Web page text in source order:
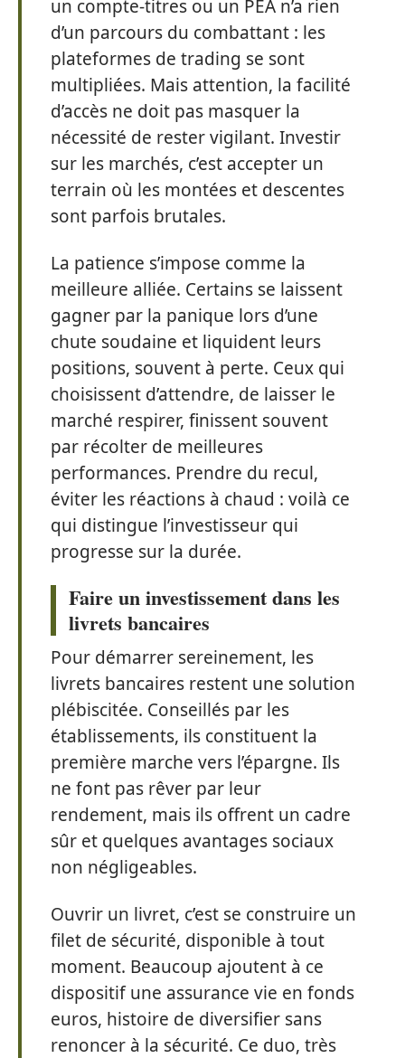
un compte-titres ou un PEA n’a rien
d’un parcours du combattant : les
plateformes de trading se sont
multipliées. Mais attention, la facilité
d’accès ne doit pas masquer la
nécessité de rester vigilant. Investir
sur les marchés, c’est accepter un
terrain où les montées et descentes
sont parfois brutales.
La patience s’impose comme la
meilleure alliée. Certains se laissent
gagner par la panique lors d’une
chute soudaine et liquident leurs
positions, souvent à perte. Ceux qui
choisissent d’attendre, de laisser le
marché respirer, finissent souvent
par récolter de meilleures
performances. Prendre du recul,
éviter les réactions à chaud : voilà ce
qui distingue l’investisseur qui
progresse sur la durée.
Faire un investissement dans les
livrets bancaires
Pour démarrer sereinement, les
livrets bancaires restent une solution
plébiscitée. Conseillés par les
établissements, ils constituent la
première marche vers l’épargne. Ils
ne font pas rêver par leur
rendement, mais ils offrent un cadre
sûr et quelques avantages sociaux
non négligeables.
Ouvrir un livret, c’est se construire un
filet de sécurité, disponible à tout
moment. Beaucoup ajoutent à ce
dispositif une assurance vie en fonds
euros, histoire de diversifier sans
renoncer à la sécurité. Ce duo, très